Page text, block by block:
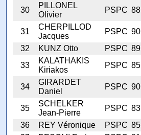
30
PILLONEL
Olivier
PSPC 88
31
CHERPILLOD
Jacques
PSPC 90
32
KUNZ Otto PSPC 89
33
KALATHAKIS
Kiriakos
PSPC 85
34
GIRARDET
Daniel
PSPC 90
35
SCHELKER
Jean-Pierre
PSPC 83
36
REY Véronique PSPC 85